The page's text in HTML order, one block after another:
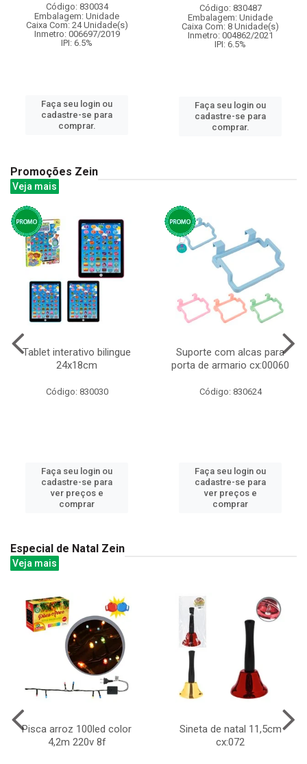
Código: 830034
Embalagem: Unidade
Caixa Com: 24 Unidade(s)
Inmetro: 006697/2019
IPI: 6.5%
Faça seu login ou
cadastre-se para
comprar.
Código: 830487
Embalagem: Unidade
Caixa Com: 8 Unidade(s)
Inmetro: 004862/2021
IPI: 6.5%
Faça seu login ou
cadastre-se para
comprar.
Promoções Zein
Veja mais
Tablet interativo bilingue
24x18cm
Código: 830030
Faça seu login ou
cadastre-se para
ver preços e
comprar
Suporte com alcas para
porta de armario cx:00060
Código: 830624
Faça seu login ou
cadastre-se para
ver preços e
comprar
Especial de Natal Zein
Veja mais
Pisca arroz 100led color
4,2m 220v 8f
Sineta de natal 11,5cm
cx:072